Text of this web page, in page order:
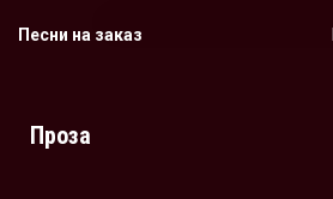
Песни на заказ
Проза